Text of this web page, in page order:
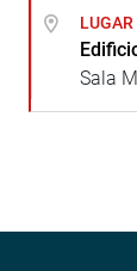
LUGAR
Sala